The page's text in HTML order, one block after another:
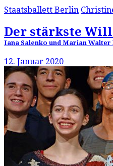
Staatsballett Berlin
Der stärkste
Iana Salenko und Marian
12. Januar 2020